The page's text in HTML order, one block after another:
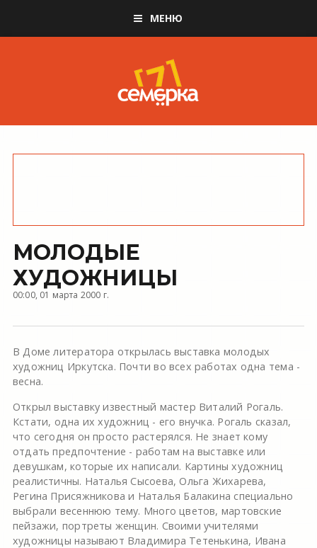
МЕНЮ
МОЛОДЫЕ
ХУДОЖНИЦЫ
00:00, 01 марта 2000 г.
В Доме литератора открылась выставка молодых
художниц Иркутска. Почти во всех работах одна тема -
весна.
Открыл выставку известный мастер Виталий Рогаль.
Кстати, одна их художниц - его внучка. Рогаль сказал,
что сегодня он просто растерялся. Не знает кому
отдать предпочтение - работам на выставке или
девушкам, которые их написали. Картины художниц
реалистичны. Наталья Сысоева, Ольга Жихарева,
Регина Присяжникова и Наталья Балакина специально
выбрали весеннюю тему. Много цветов, мартовские
пейзажи, портреты женщин. Своими учителями
художницы называют Владимира Тетенькина, Ивана